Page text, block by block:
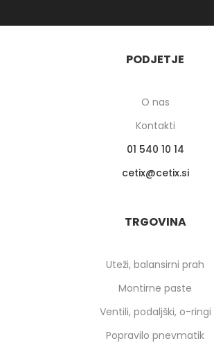
PODJETJE
O nas
Kontakti
01 540 10 14
cetix
cetix.si
TRGOVINA
Uteži, balansirni prah
Montirne paste
Ventili, podaljški, o-ringi
Popravilo pnevmatik